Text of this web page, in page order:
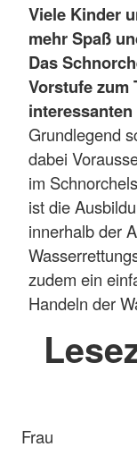
Viele Kinder
mehr Spaß
Das
Vorstufe zum
Grundlegend
dabei
im
ist die
innerhalb der
zudem ein
Handeln der
Frau